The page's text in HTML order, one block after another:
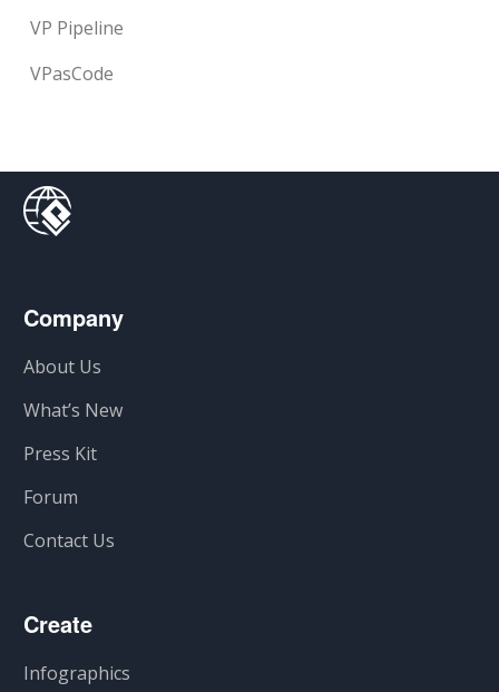
VP Pipeline
VPasCode
Company
About Us
What’s New
Press Kit
Forum
Contact Us
Create
Infographics